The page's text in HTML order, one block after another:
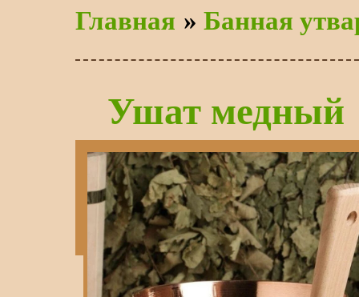
Главная »Банная
Ушат медный